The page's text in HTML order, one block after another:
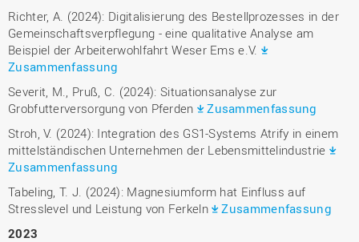
Richter, A. (2024): Digitalisierung des Bestellprozesses in der
Gemeinschaftsverpflegung - eine qualitative Analyse am
Beispiel der Arbeiterwohlfahrt Weser Ems e.V.
Zusammenfassung
Severit, M., Pruß, C. (2024): Situationsanalyse zur
Grobfutterversorgung von Pferden
Zusammenfassung
Stroh, V. (2024): Integration des GS1-Systems Atrify in einem
mittelständischen Unternehmen der Lebensmittelindustrie
Zusammenfassung
Tabeling, T. J. (2024): Magnesiumform hat Einfluss auf
Stresslevel und Leistung von Ferkeln
Zusammenfassung
2023